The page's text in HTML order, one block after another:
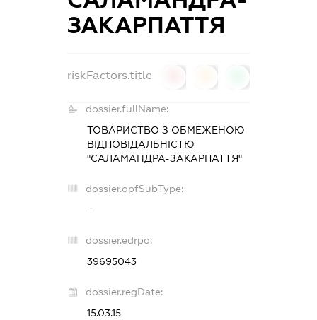
ЗАКАРПАТТЯ
riskFactors.title
dossier.fullName:
ТОВАРИСТВО З ОБМЕЖЕНОЮ
ВІДПОВІДАЛЬНІСТЮ
"САЛАМАНДРА-ЗАКАРПАТТЯ"
dossier.opfSubType:
-
dossier.edrpo:
39695043
dossier.regDate:
15.03.15